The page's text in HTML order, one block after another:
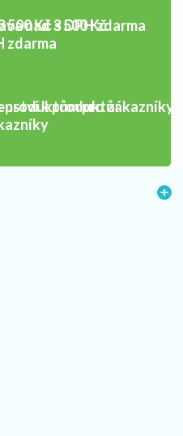
nad 3 500 Kč
zdarma
k produktům